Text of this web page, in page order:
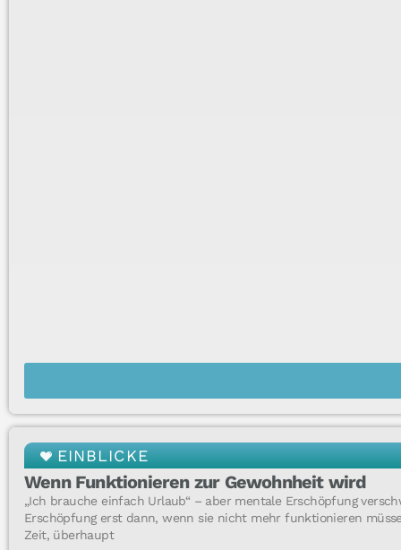
EINBLICKE
Wenn Funktionieren zur Gewohnheit wird
„Ich brauche einfach Urlaub“ – aber mentale Erschöpfung
Erschöpfung erst dann, wenn sie nicht mehr funktionieren
Zeit, überhaupt